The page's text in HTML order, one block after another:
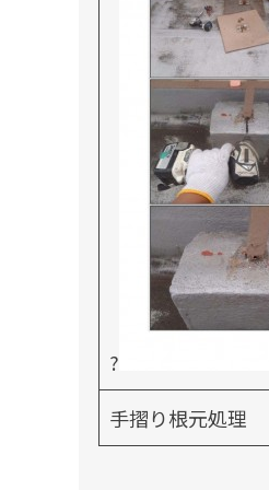
?
手摺り根元処理